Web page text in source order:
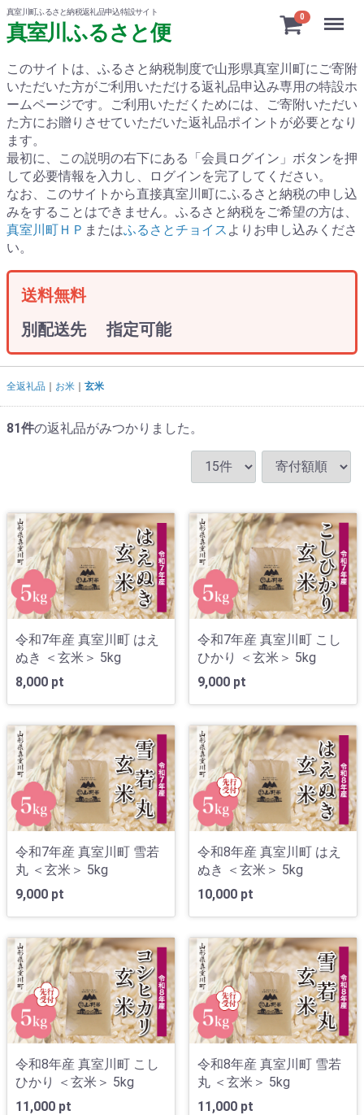
真室川町ふるさと納税返礼品申込特設サイト
真室川ふるさと便
このサイトは、ふるさと納税制度で山形県真室川町にご寄附
いただいた方がご利用いただける返礼品申込み専用の特設ホ
ームページです。
ご利用いただくためには、ご寄附いただい
た方にお贈りさせていただいた返礼品ポイントが必要となり
ます。
最初に、この説明の右下にある「会員ログイン」ボタンを押
して必要情報を入力し、ログインを完了してください。
なお、このサイトから直接真室川町にふるさと納税の申し込
みをすることはできません。ふるさと納税をご希望の方は、
真室川町ＨＰ またはふるさとチョイス よりお申し込みくださ
い。
0
送料無料
別配送先 指定可能
Menu
全返礼品 お米 玄米
81件の返礼品がみつかりました。
令和7年産 真室川町 はえ
ぬき ＜玄米＞ 5kg
8,000 pt
令和7年産 真室川町 こし
ひかり ＜玄米＞ 5kg
9,000 pt
令和7年産 真室川町 雪若
丸 ＜玄米＞ 5kg
9,000 pt
令和8年産 真室川町 はえ
ぬき ＜玄米＞ 5kg
10,000 pt
令和8年産 真室川町 こし
ひかり ＜玄米＞ 5kg
11,000 pt
令和8年産 真室川町 雪若
丸 ＜玄米＞ 5kg
11,000 pt